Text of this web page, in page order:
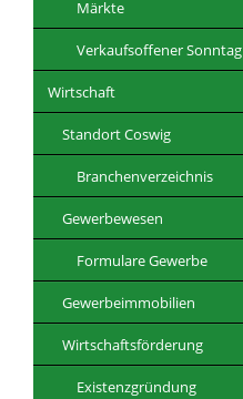
Märkte
Verkaufsoffener Sonntag
Wirtschaft
Standort Coswig
Branchenverzeichnis
Gewerbewesen
Formulare Gewerbe
Gewerbeimmobilien
Wirtschaftsförderung
Existenzgründung